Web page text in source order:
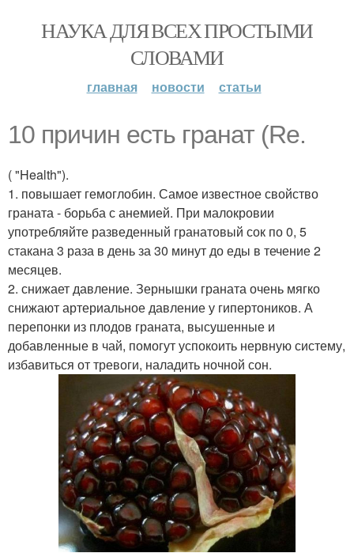
НАУКА ДЛЯ ВСЕХ ПРОСТЫМИ
СЛОВАМИ
главная новости статьи
10 причин есть гранат (Re.
( "Health").
1. повышает гемоглобин. Самое известное свойство
граната - борьба с анемией. При малокровии
употребляйте разведенный гранатовый сок по 0, 5
стакана 3 раза в день за 30 минут до еды в течение 2
месяцев.
2. снижает давление. Зернышки граната очень мягко
снижают артериальное давление у гипертоников. А
перепонки из плодов граната, высушенные и
добавленные в чай, помогут успокоить нервную систему,
избавиться от тревоги, наладить ночной сон.